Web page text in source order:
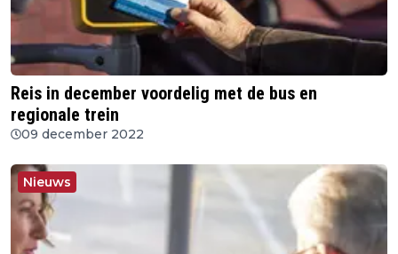
Reis in december voordelig met de bus en
regionale trein
09 december 2022
Nieuws